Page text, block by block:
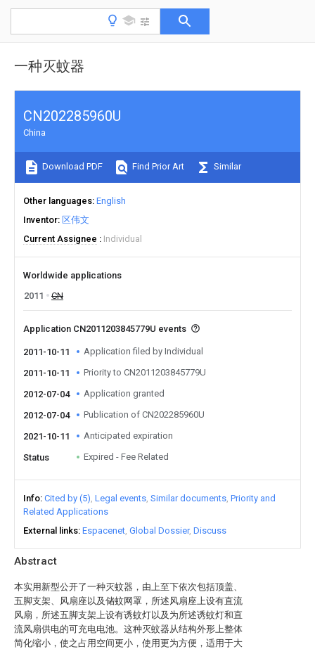
一种灭蚊器
Abstract
本实用新型公开了一种灭蚊器，由上至下依次包括顶盖、
五脚支架、风扇座以及储蚊网罩，所述风扇座上设有直流
风扇，所述五脚支架上设有诱蚊灯以及为所述诱蚊灯和直
流风扇供电的可充电电池。这种灭蚊器从结构外形上整体
简化缩小，使之占用空间更小，使用更为方便，适用于大
CN202285960U
China
Download PDF Find Prior Art Similar
Other languages English
Inventor 区伟文
Current Assignee
Individual
Worldwide applications
2011
CN
Application CN2011203845779U events
2011-10-11 Application filed by Individual
2011-10-11 Priority to CN2011203845779U
2012-07-04 Application granted
2012-07-04 Publication of CN202285960U
2021-10-11 Anticipated expiration
Status Expired - Fee Related
Info Cited by (5) Legal events Similar documents Priority and
Related Applications
External links Espacenet Global Dossier Discuss